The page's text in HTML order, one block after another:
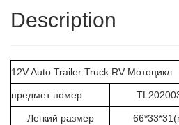
Description
12V Auto Trailer Truck RV
предмет номер
Легкий размер